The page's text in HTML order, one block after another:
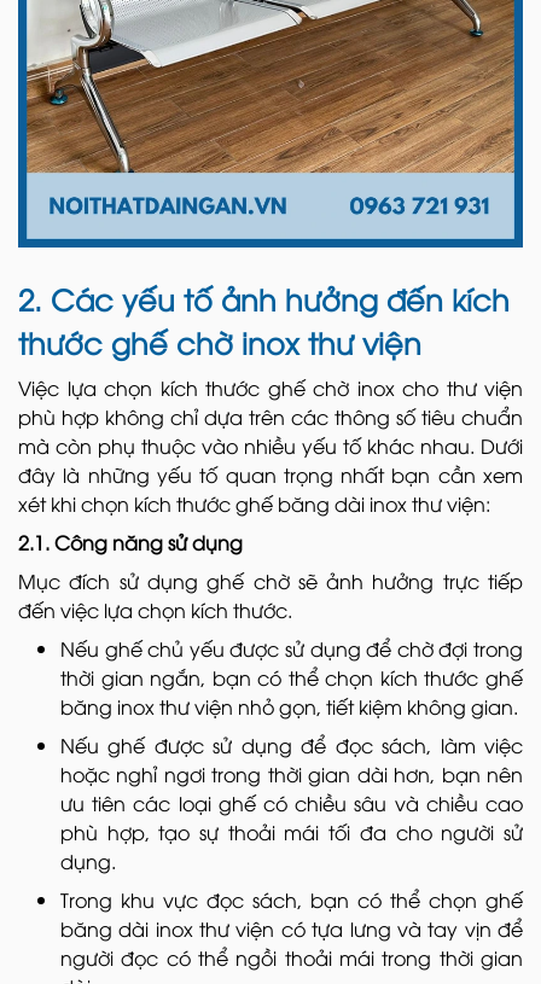
2. Các yếu tố ảnh hưởng đến kích
thước ghế chờ inox thư viện
Việc lựa chọn kích thước ghế chờ inox cho thư viện
phù hợp không chỉ dựa trên các thông số tiêu chuẩn
mà còn phụ thuộc vào nhiều yếu tố khác nhau. Dưới
đây là những yếu tố quan trọng nhất bạn cần xem
xét khi chọn kích thước ghế băng dài inox thư viện:
2.1. Công năng sử dụng
Mục đích sử dụng ghế chờ sẽ ảnh hưởng trực tiếp
đến việc lựa chọn kích thước.
Nếu ghế chủ yếu được sử dụng để chờ đợi trong
thời gian ngắn, bạn có thể chọn kích thước ghế
băng inox thư viện nhỏ gọn, tiết kiệm không gian.
Nếu ghế được sử dụng để đọc sách, làm việc
hoặc nghỉ ngơi trong thời gian dài hơn, bạn nên
ưu tiên các loại ghế có chiều sâu và chiều cao
phù hợp, tạo sự thoải mái tối đa cho người sử
dụng.
Trong khu vực đọc sách, bạn có thể chọn ghế
băng dài inox thư viện có tựa lưng và tay vịn để
người đọc có thể ngồi thoải mái trong thời gian